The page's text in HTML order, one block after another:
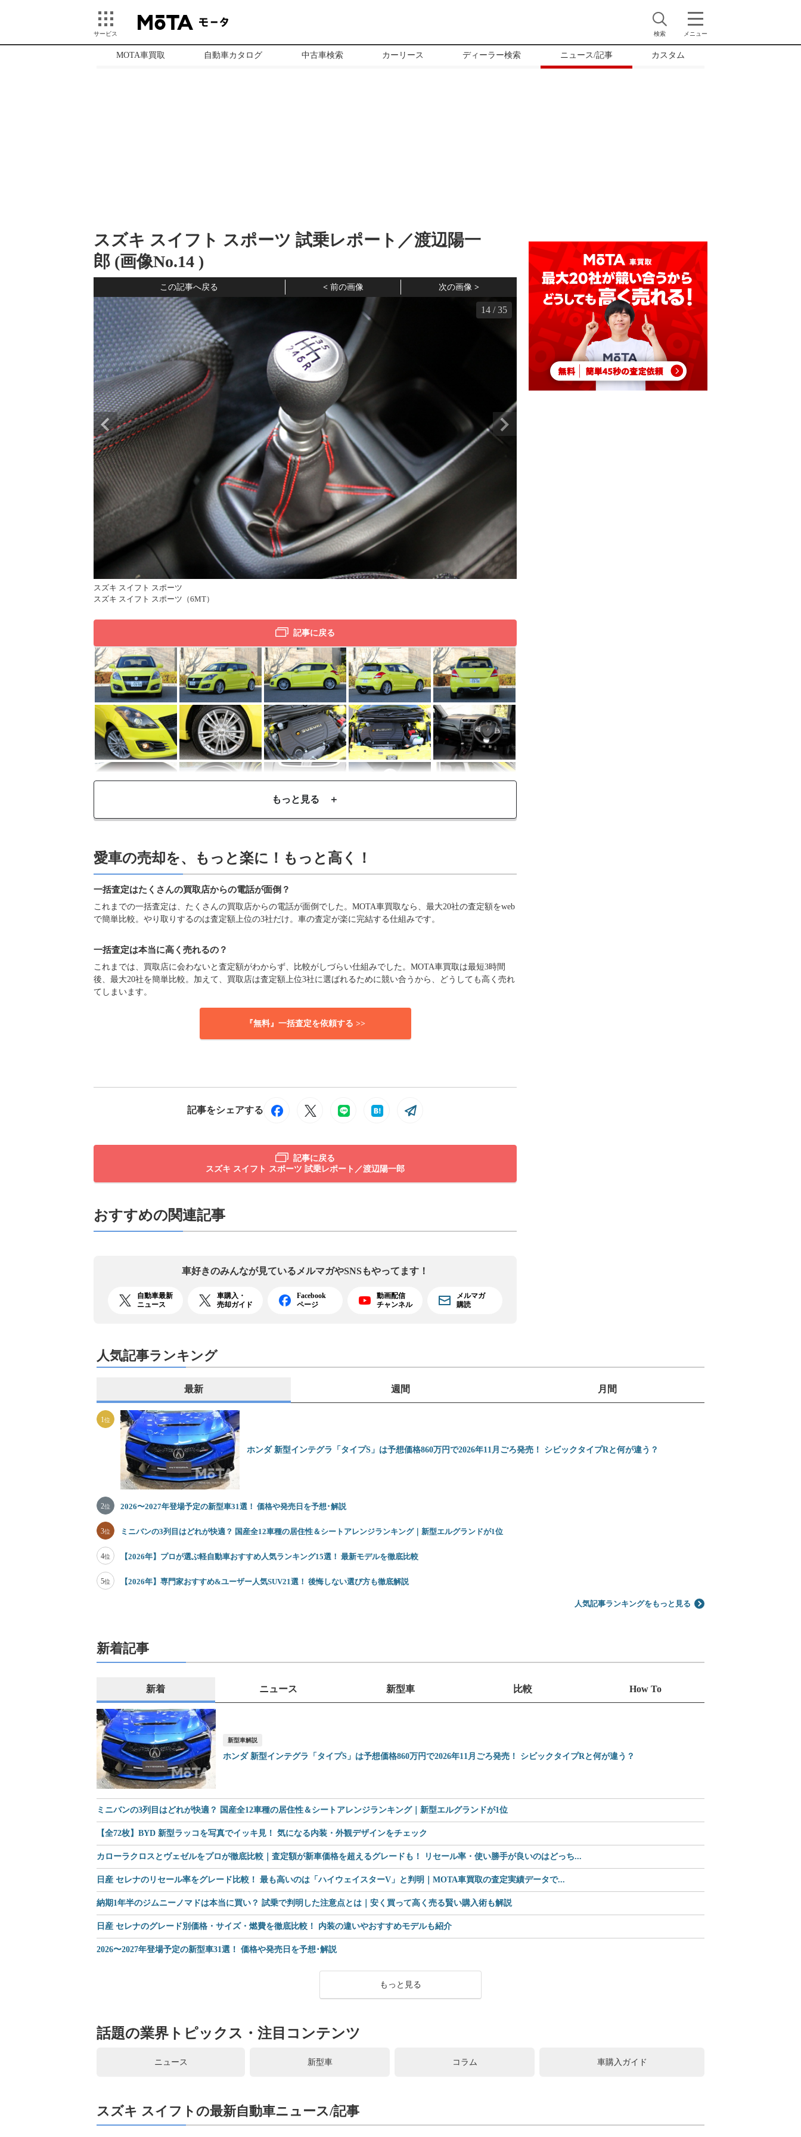
サービス 検索 メニュー
MOTA車買取 自動車カタログ 中古車検索 カーリース ディーラー検索 ニュース/記事 カスタム
スズキ スイフト スポーツ 試乗レポート／渡辺陽一
郎 (画像No.14 )
この記事へ戻る 前の画像 次の画像
スズキ スイフト スポーツ
スズキ スイフト スポーツ（6MT）
14 /35
記事に戻る
もっと見る ＋
愛車の売却を、もっと楽に！もっと高く！
一括査定はたくさんの買取店からの電話が面倒？
これまでの一括査定は、たくさんの買取店からの電話が面倒でした。MOTA車買取なら、最大20社の査定額をweb
で簡単比較。やり取りするのは査定額上位の3社だけ。車の査定が楽に完結する仕組みです。
一括査定は本当に高く売れるの？
これまでは、買取店に会わないと査定額がわからず、比較がしづらい仕組みでした。MOTA車買取は最短3時間
後、最大20社を簡単比較。加えて、買取店は査定額上位3社に選ばれるために競い合うから、どうしても高く売れ
てしまいます。
『無料』一括査定を依頼する >>
記事をシェアする
記事に戻る
スズキ スイフト スポーツ 試乗レポート／渡辺陽一郎
おすすめの関連記事
車好きのみんなが見ている メルマガやSNSもやってます！
自動車最新
ニュース
車購入・
売却ガイド
Facebook
ページ
動画配信
チャンネル
メルマガ
購読
人気記事ランキング
最新 週間 月間
1位
ホンダ 新型インテグラ「タイプS」は予想価格860万円で2026年11月ごろ発売！ シビックタイプRと何が違う？
2位 2026〜2027年登場予定の新型車31選！ 価格や発売日を予想･解説
3位 ミニバンの3列目はどれが快適？ 国産全12車種の居住性＆シートアレンジランキング｜新型エルグランドが1位
4位 【2026年】プロが選ぶ軽自動車おすすめ人気ランキング15選！ 最新モデルを徹底比較
5位 【2026年】専門家おすすめ&ユーザー人気SUV21選！ 後悔しない選び方も徹底解説
人気記事ランキングをもっと見る
新着記事
新着 ニュース 新型車 比較 How To
新型車解説
ホンダ 新型インテグラ「タイプS」は予想価格860万円で2026年11月ごろ発売！ シビックタイプRと何が違う？
ミニバンの3列目はどれが快適？ 国産全12車種の居住性＆シートアレンジランキング｜新型エルグランドが1位
【全72枚】BYD 新型ラッコを写真でイッキ見！ 気になる内装・外観デザインをチェック
カローラクロスとヴェゼルをプロが徹底比較｜査定額が新車価格を超えるグレードも！ リセール率・使い勝手が良いのはどっち...
日産 セレナのリセール率をグレード比較！ 最も高いのは「ハイウェイスターV」と判明｜MOTA車買取の査定実績データで...
納期1年半のジムニーノマドは本当に買い？ 試乗で判明した注意点とは｜安く買って高く売る賢い購入術も解説
日産 セレナのグレード別価格・サイズ・燃費を徹底比較！ 内装の違いやおすすめモデルも紹介
2026〜2027年登場予定の新型車31選！ 価格や発売日を予想･解説
もっと見る
話題の業界トピックス・注目コンテンツ
ニュース 新型車 コラム 車購入ガイド
スズキ スイフトの最新自動車ニュース/記事